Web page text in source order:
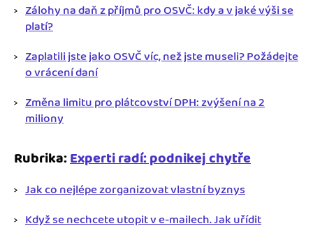
Zálohy na daň z příjmů pro OSVČ: kdy a v jaké výši se
platí?
Zaplatili jste jako OSVČ víc, než jste museli? Požádejte
o vrácení daní
Změna limitu pro plátcovství DPH: zvýšení na 2
miliony
Rubrika:Experti radí: podnikej chytře
Jak co nejlépe zorganizovat vlastní byznys
Když se nechcete utopit v e-mailech. Jak uřídit